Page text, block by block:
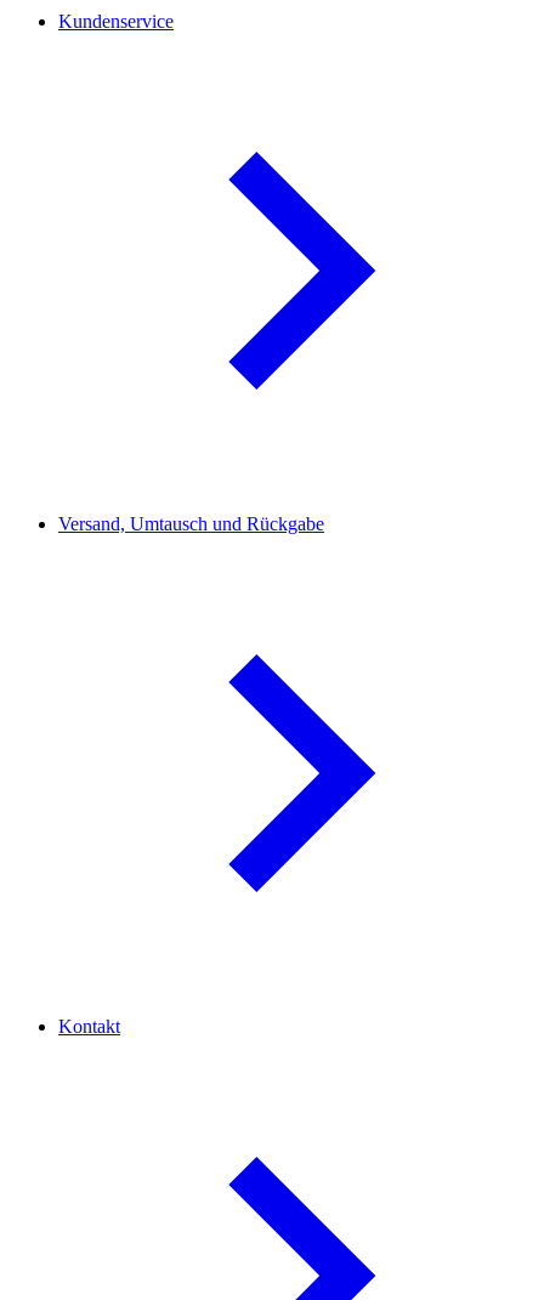
Kundenservice
Versand, Umtausch und Rückgabe
Kontakt